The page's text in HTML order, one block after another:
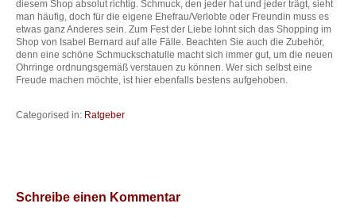
diesem Shop absolut richtig. Schmuck, den jeder hat und jeder trägt, sieht
man häufig, doch für die eigene Ehefrau/Verlobte oder Freundin muss es
etwas ganz Anderes sein. Zum Fest der Liebe lohnt sich das Shopping im
Shop von Isabel Bernard auf alle Fälle. Beachten Sie auch die Zubehör,
denn eine schöne Schmuckschatulle macht sich immer gut, um die neuen
Ohrringe ordnungsgemäß verstauen zu können. Wer sich selbst eine
Freude machen möchte, ist hier ebenfalls bestens aufgehoben.
Categorised in: Ratgeber
Schreibe einen Kommentar